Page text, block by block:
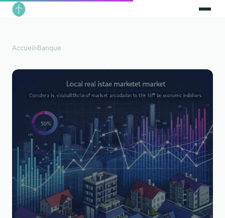
Accueil›Banque